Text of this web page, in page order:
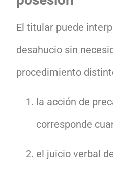
El titular puede
desahucio sin
procedimiento
la acción de
corresponde
el juicio verbal